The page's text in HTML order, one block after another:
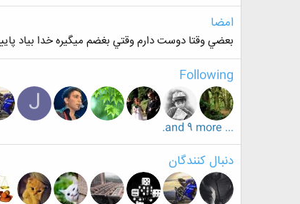
امضا
بعضي وقتا دوست دارم وقتي بغضم ميگيره خدا بياد
Following
J
... and 9 more.
دنبال کنندگان